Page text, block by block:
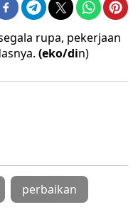
rupa, pekerjaan
(eko/din)
perbaikan